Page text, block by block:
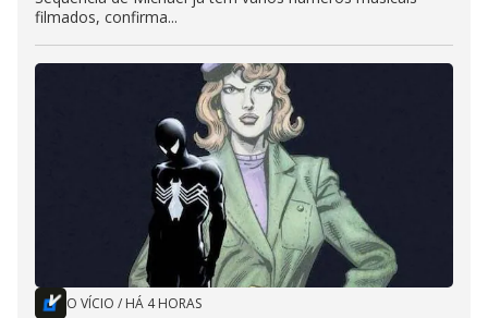
filmados, confirma...
O VÍCIO / HÁ 4 HORAS